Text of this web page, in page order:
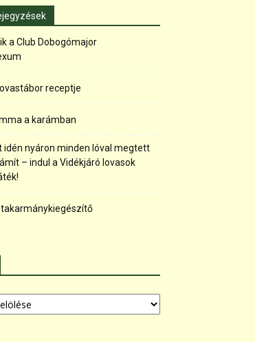
a Club Dobogómajor
receptje
a karámban
idén nyáron minden lóval megtett
– indul a Vidékjáró lovasok